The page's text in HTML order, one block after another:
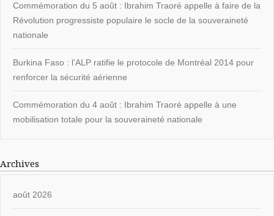
Commémoration du 5 août : Ibrahim Traoré appelle à faire de la
Révolution progressiste populaire le socle de la souveraineté
nationale
Burkina Faso : l’ALP ratifie le protocole de Montréal 2014 pour
renforcer la sécurité aérienne
Commémoration du 4 août : Ibrahim Traoré appelle à une
mobilisation totale pour la souveraineté nationale
Archives
août 2026